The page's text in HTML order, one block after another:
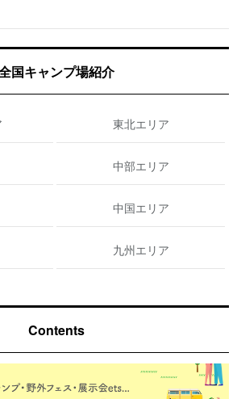
国キャンプ場紹介
東北エリア
中部エリア
中国エリア
九州エリア
Contents